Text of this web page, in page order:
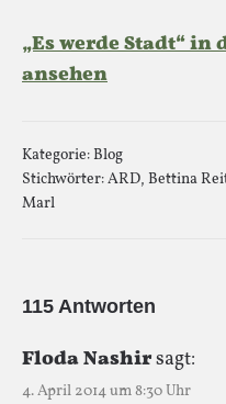
„Es werde Stadt“
ansehen
Kategorie:Blog
Stichwörter:ARD, Bettina
Marl
115 Antworten
Floda Nashirsagt:
4. April 2014 um 8:30 Uhr